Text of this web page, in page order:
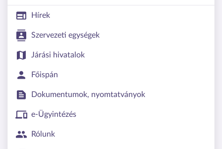
Hírek
Szervezeti egységek
Járási hivatalok
Főispán
Dokumentumok, nyomtatványok
e-Ügyintézés
Rólunk